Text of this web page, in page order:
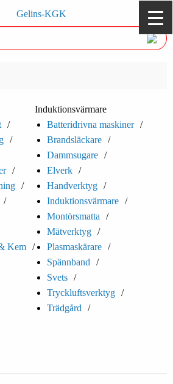
Kem
Induktionsvärmare
Batteridrivna maskiner
Brandsläckare
Dammsugare
Elverk
Handverktyg
Induktionsvärmare
Montörsmatta
Mätverktyg
Plasmaskärare
Spännband
Svets
Tryckluftsverktyg
Trädgård